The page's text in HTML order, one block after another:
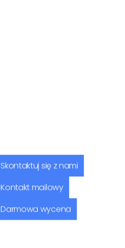
Skontaktuj się z nami
Kontakt mailowy
Darmowa wycena